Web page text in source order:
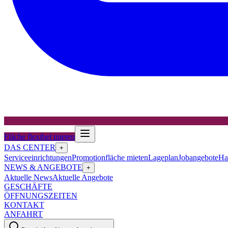
Fläche flexibel mieten
DAS CENTER
+
ServiceeinrichtungenPromotionfläche mietenLageplanJobangebote
NEWS & ANGEBOTE +
Aktuelle NewsAktuelle Angebote
GESCHÄFTE
ÖFFNUNGSZEITEN
KONTAKT
ANFAHRT